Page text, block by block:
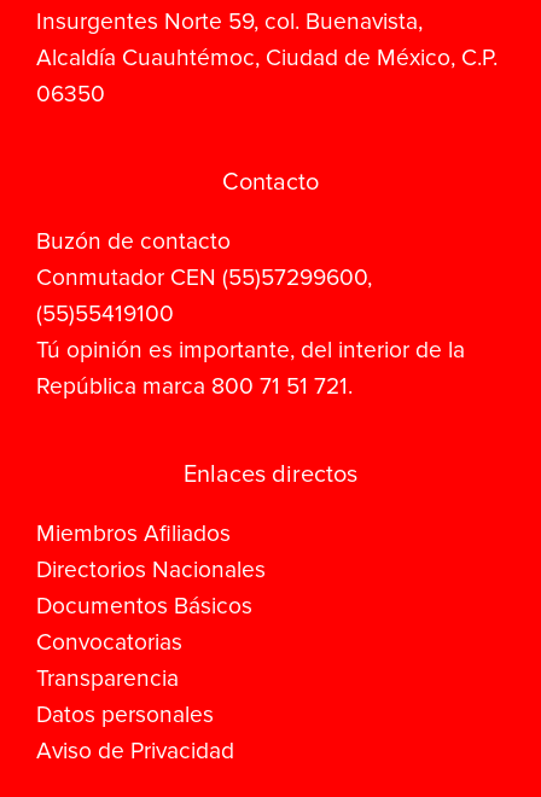
Insurgentes Norte 59, col. Buenavista,
Alcaldía Cuauhtémoc, Ciudad de México, C.P.
06350
Contacto
Buzón de contacto
Conmutador CEN (55)57299600,
(55)55419100
Tú opinión es importante, del interior de la
República marca 800 71 51 721.
Enlaces directos
Miembros Afiliados
Directorios Nacionales
Documentos Básicos
Convocatorias
Transparencia
Datos personales
Aviso de Privacidad